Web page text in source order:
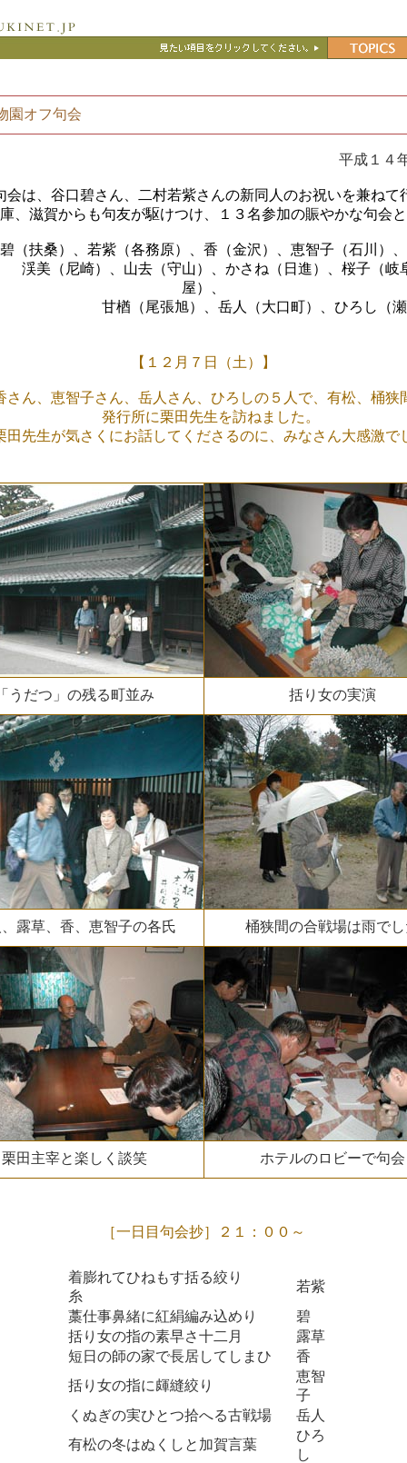
園オフ句会
平成１４
会は、谷口碧さん、二村若紫さんの新同人のお祝いを兼ねて
、滋賀からも句友が駆けつけ、１３名参加の賑やかな句会
扶桑）、若紫（各務原）、香（金沢）、恵智子（石川）、
山去（守山）、かさね（日進）、桜子（岐阜
屋）、
（尾張旭）、岳人（大口町）、ひろし（瀬
【１２月７日（土）】
さん、恵智子さん、岳人さん、ひろしの５人で、有松、桶狭
発行所に栗田先生を訪ねました。
生が気さくにお話してくださるのに、みなさん大感激で
うだつ」の残る町並み 括り女の実演
露草、香、恵智子の各氏 桶狭間の合戦場は雨で
栗田主宰と楽しく談笑 ホテルのロビーで句会
［一日目句会抄］２１：００～
着膨れてひねもす括る絞り
糸
若紫
藁仕事鼻緒に紅絹編み込めり
碧
括り女の指の素早さ十二月
露草
短日の師の家で長居してしまひ
香
括り女の指に皹縫絞り
恵智
子
くぬぎの実ひとつ拾へる古戦場
岳人
有松の冬はぬくしと加賀言葉
ひろ
し